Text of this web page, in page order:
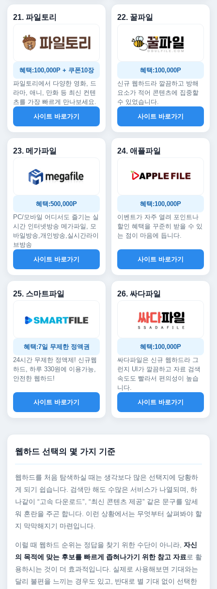
21. 파일토리
혜택:100,000P + 쿠폰10장
파일토리에서 다양한 영화, 드
라마, 애니, 만화 등 최신 컨텐
츠를 가장 빠르게 만나보세요.
사이트 바로가기
22. 꿀파일
혜택:100,000P
신규 웹하드라 깔끔하고 방해
요소가 적어 콘텐츠에 집중할
수 있었습니다.
사이트 바로가기
23. 메가파일
혜택:500,000P
PC/모바일 어디서도 즐기는 실
시간 인터넷방송 메가파일, 모
바일방송,개인방송,실시간라이
브방송
사이트 바로가기
24. 애플파일
혜택:100,000P
이벤트가 자주 열려 포인트나
할인 혜택을 꾸준히 받을 수 있
는 점이 마음에 듭니다.
사이트 바로가기
25. 스마트파일
혜택:7일 무제한 정액권
24시간 무제한 정액제! 신규웹
하드, 하루 330원에 이용가능,
안전한 웹하드!
사이트 바로가기
26. 싸다파일
혜택:100,000P
싸다파일은 신규 웹하드라 그
런지 UI가 깔끔하고 자료 검색
속도도 빨라서 편의성이 높습
니다.
사이트 바로가기
웹하드 선택의 몇 가지 기준
웹하드를 처음 탐색하실 때는 생각보다 많은 선택지에 당황하
게 되기 쉽습니다. 검색만 해도 수많은 서비스가 나열되며, 하
나같이 “고속 다운로드”, “최신 콘텐츠 제공” 같은 문구를 앞세
워 혼란을 주곤 합니다. 이런 상황에서는 무엇부터 살펴봐야 할
지 막막해지기 마련입니다.
이럴 때 웹하드 순위는 정답을 찾기 위한 수단이 아니라, 자신
의 목적에 맞는 후보를 빠르게 좁혀나가기 위한 참고 자료로 활
용하시는 것이 더 효과적입니다. 실제로 사용해보면 기대와는
달리 불편을 느끼는 경우도 있고, 반대로 별 기대 없이 선택한